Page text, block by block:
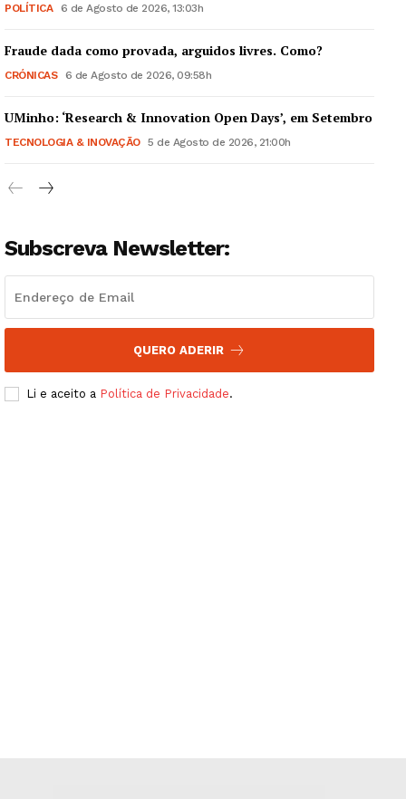
POLÍTICA 6 de Agosto de 2026, 13:03h
Fraude dada como provada, arguidos livres. Como?
CRÓNICAS 6 de Agosto de 2026, 09:58h
UMinho: ‘Research & Innovation Open Days’, em Setembro
TECNOLOGIA & INOVAÇÃO 5 de Agosto de 2026, 21:00h
Subscreva Newsletter:
QUERO ADERIR
Li e aceito a Política de Privacidade.